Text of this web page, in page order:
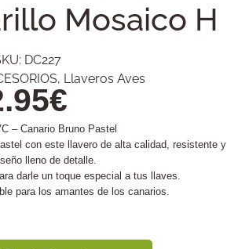
Mosaico H
DC227
, Llaveros Aves
€
– Canario Bruno Pastel
con este llavero de alta calidad, resistente y
lleno de detalle.
darle un toque especial a tus llaves.
para los amantes de los canarios.